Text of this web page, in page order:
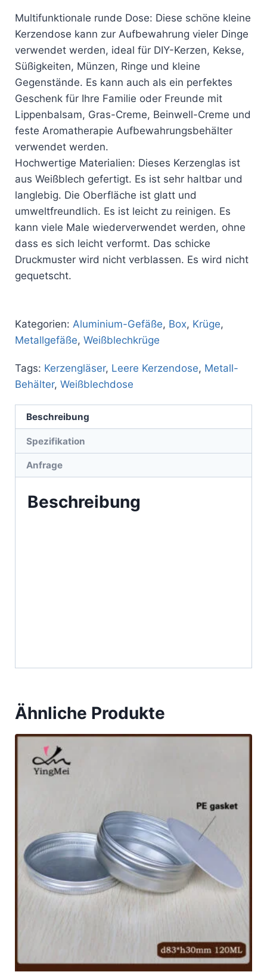
Multifunktionale runde Dose: Diese schöne kleine
Kerzendose kann zur Aufbewahrung vieler Dinge
verwendet werden, ideal für DIY-Kerzen, Kekse,
Süßigkeiten, Münzen, Ringe und kleine
Gegenstände. Es kann auch als ein perfektes
Geschenk für Ihre Familie oder Freunde mit
Lippenbalsam, Gras-Creme, Beinwell-Creme und
feste Aromatherapie Aufbewahrungsbehälter
verwendet werden.
Hochwertige Materialien: Dieses Kerzenglas ist
aus Weißblech gefertigt. Es ist sehr haltbar und
langlebig. Die Oberfläche ist glatt und
umweltfreundlich. Es ist leicht zu reinigen. Es
kann viele Male wiederverwendet werden, ohne
dass es sich leicht verformt. Das schicke
Druckmuster wird nicht verblassen. Es wird nicht
gequetscht.
Kategorien: Aluminium-Gefäße, Box, Krüge,
Metallgefäße, Weißblechkrüge
Tags: Kerzengläser, Leere Kerzendose, Metall-
Behälter, Weißblechdose
Beschreibung
Spezifikation
Anfrage
Beschreibung
Ähnliche Produkte